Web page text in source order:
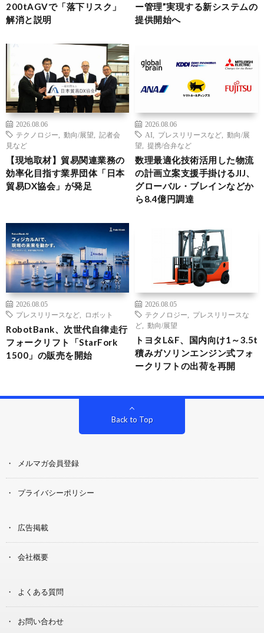
200tAGVで「落下リスク」
解消と説明
ー管理”実現する新システムの
提供開始へ
2026.08.06
テクノロジー
動向/展望
記者会
見など
【現地取材】貿易関連業務の
効率化目指す業界団体「日本
貿易DX協会」が発足
2026.08.06
AI
プレスリリースなど
動向/展
望
提携/合弁など
数理最適化技術活用した物流
の計画立案支援手掛けるJIJ、
グローバル・ブレインなどか
ら8.4億円調達
2026.08.05
プレスリリースなど
ロボット
RobotBank、次世代自律走行
フォークリフト「StarFork
1500」の販売を開始
2026.08.05
テクノロジー
プレスリリースな
ど
動向/展望
トヨタL&F、国内向け1～3.5t
積みガソリンエンジン式フォ
ークリフトの出荷を再開
Back to Top
メルマガ会員登録
プライバシーポリシー
広告掲載
会社概要
よくある質問
お問い合わせ